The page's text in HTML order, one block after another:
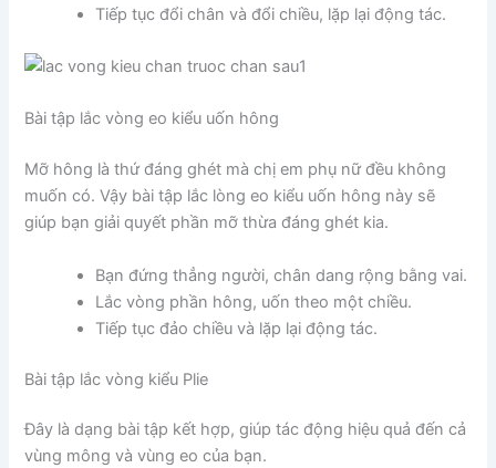
Tiếp tục đổi chân và đổi chiều, lặp lại động tác.
Bài tập lắc vòng eo kiểu uốn hông
Mỡ hông là thứ đáng ghét mà chị em phụ nữ đều không
muốn có. Vậy bài tập lắc lòng eo kiểu uốn hông này sẽ
giúp bạn giải quyết phần mỡ thừa đáng ghét kia.
Bạn đứng thẳng người, chân dang rộng bằng vai.
Lắc vòng phần hông, uốn theo một chiều.
Tiếp tục đảo chiều và lặp lại động tác.
Bài tập lắc vòng kiểu Plie
Đây là dạng bài tập kết hợp, giúp tác động hiệu quả đến cả
vùng mông và vùng eo của bạn.